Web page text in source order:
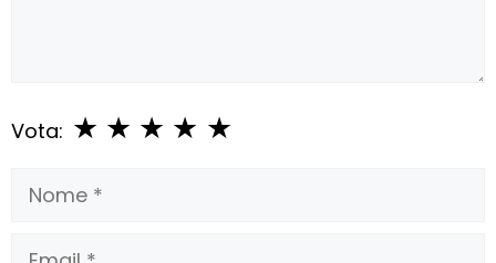
Vota: ★
★
★
★
★
Nome
Email